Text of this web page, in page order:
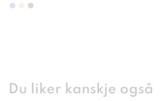
Du liker kanskje også